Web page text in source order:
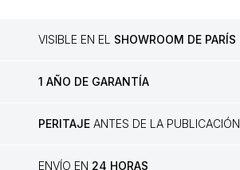
VISIBLE EN EL SHOWROOM DE PARÍS
1 AÑO DE GARANTÍA
PERITAJE ANTES DE LA PUBLICACIÓN
ENVÍO EN 24 HORAS